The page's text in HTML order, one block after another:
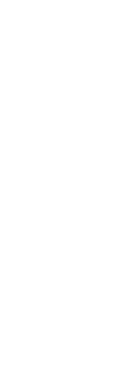
cada gesto
– Sintoniza-te na
médico de família
são custo-